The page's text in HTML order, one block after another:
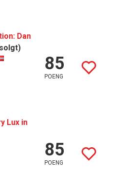
Dan
85
POENG
Lux in
85
POENG